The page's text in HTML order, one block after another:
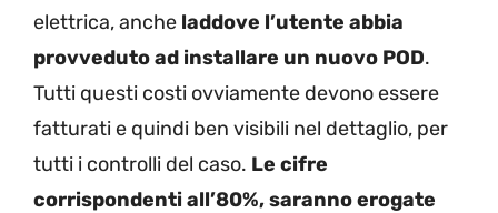
elettrica, anche laddove l’utente abbia
provveduto ad installare un nuovo POD.
Tutti questi costi ovviamente devono essere
fatturati e quindi ben visibili nel dettaglio, per
tutti i controlli del caso. Le cifre
corrispondenti all’80%, saranno erogate